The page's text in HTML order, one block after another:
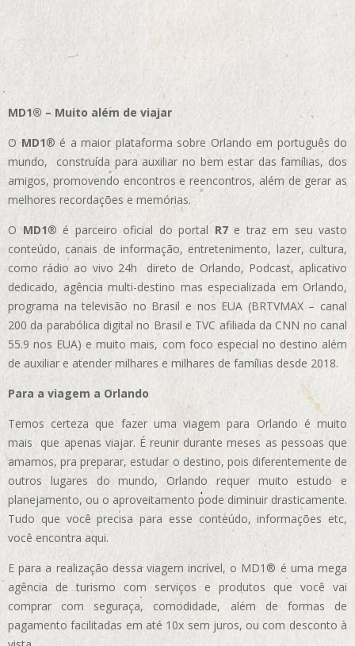
MD1® – Muito além de viajar
O MD1® é a maior plataforma sobre Orlando em português do
mundo, construída para auxiliar no bem estar das famílias, dos
amigos, promovendo encontros e reencontros, além de gerar as
melhores recordações e memórias.
OMD1® é parceiro oficial do portal R7e traz em seu vasto
conteúdo, canais de informação, entretenimento, lazer, cultura,
como rádio ao vivo 24h direto de Orlando, Podcast, aplicativo
dedicado, agência multi-destino mas especializada em Orlando,
programa na televisão no Brasil e nos EUA (BRTVMAX – canal
200 da parabólica digital no Brasil e TVC afiliada da CNN no canal
55.9 nos EUA) e muito mais, com foco especial no destino além
de auxiliar e atender milhares e milhares de famílias desde 2018.
Para a viagem a Orlando
Temos certeza que fazer uma viagem para Orlando é muito
mais que apenas viajar. É reunir durante meses as pessoas que
amamos, pra preparar, estudar o destino, pois diferentemente de
outros lugares do mundo, Orlando requer muito estudo e
planejamento, ou o aproveitamento pode diminuir drasticamente.
Tudo que você precisa para esse conteúdo, informações etc,
você encontra aqui.
E para a realização dessa viagem incrível, o MD1® é uma mega
agência de turismo com serviços e produtos que você vai
comprar com seguraça, comodidade, além de formas de
pagamento facilitadas em até 10x sem juros, ou com desconto à